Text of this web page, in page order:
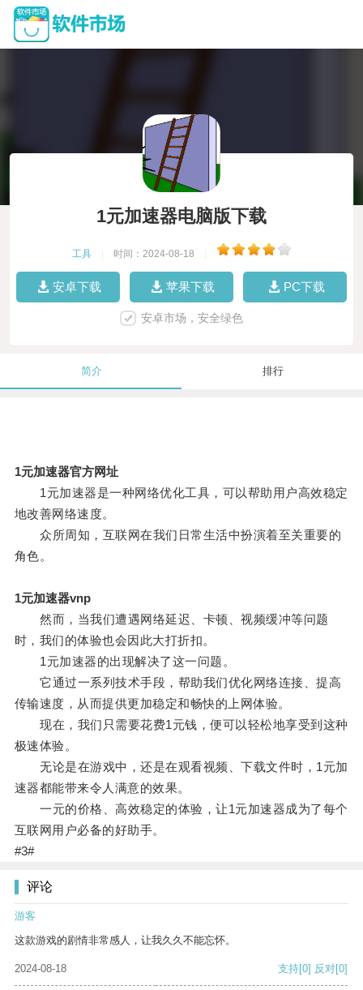
1元加速器电脑版下载
工具 时间：2024-08-18
安卓下载 苹果下载 PC下载
安卓市场，安全绿色
简介 排行
1元加速器官方网址
1元加速器是一种网络优化工具，可以帮助用户高效稳定
地改善网络速度。
众所周知，互联网在我们日常生活中扮演着至关重要的
角色。
1元加速器vnp
然而，当我们遭遇网络延迟、卡顿、视频缓冲等问题
时，我们的体验也会因此大打折扣。
1元加速器的出现解决了这一问题。
它通过一系列技术手段，帮助我们优化网络连接、提高
传输速度，从而提供更加稳定和畅快的上网体验。
现在，我们只需要花费1元钱，便可以轻松地享受到这种
极速体验。
无论是在游戏中，还是在观看视频、下载文件时，1元加
速器都能带来令人满意的效果。
一元的价格、高效稳定的体验，让1元加速器成为了每个
互联网用户必备的好助手。
#3#
评论
游客
这款游戏的剧情非常感人，让我久久不能忘怀。
2024-08-18 支持[0] 反对[0]